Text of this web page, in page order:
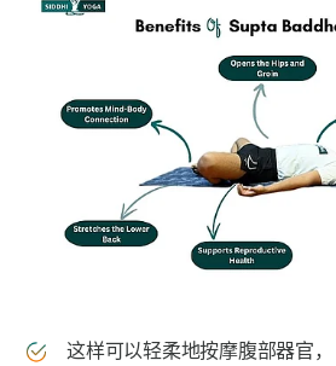
这样可以轻柔地按摩腹部器官，